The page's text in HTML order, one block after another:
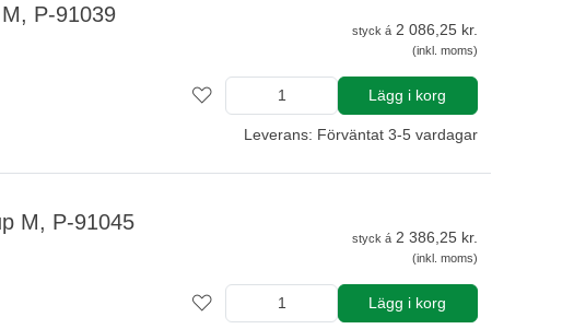
P-91039
styck á 2 086,25 kr.
(inkl. moms)
Lägg i korg
Leverans: Förväntat 3-5 vardagar
M, P-91045
styck á 2 386,25 kr.
(inkl. moms)
Lägg i korg